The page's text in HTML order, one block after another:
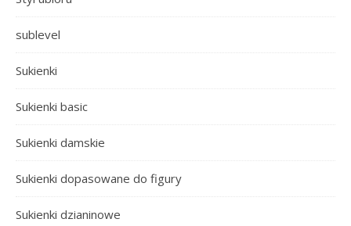
sublevel
Sukienki
Sukienki basic
Sukienki damskie
Sukienki dopasowane do figury
Sukienki dzianinowe